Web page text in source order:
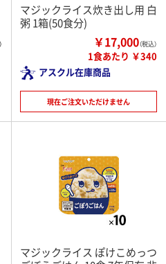
マジックライス炊き出し用 白
粥 1箱(50食分)
￥17,000（税込）
1食あたり ￥340
アスクル在庫商品
現在ご注文いただけません
マジックライス ぽけこめっつ